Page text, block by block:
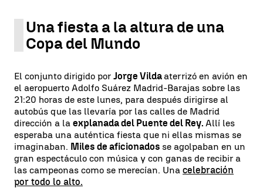
Una fiesta a la altura de una
Copa del Mundo
El conjunto dirigido por Jorge Vilda aterrizó en avión en
el aeropuerto Adolfo Suárez Madrid-Barajas sobre las
21:20 horas de este lunes, para después dirigirse al
autobús que las llevaría por las calles de Madrid
dirección a la explanada del Puente del Rey. Allí les
esperaba una auténtica fiesta que ni ellas mismas se
imaginaban. Miles de aficionados se agolpaban en un
gran espectáculo con música y con ganas de recibir a
las campeonas como se merecían. Una celebración
por todo lo alto.